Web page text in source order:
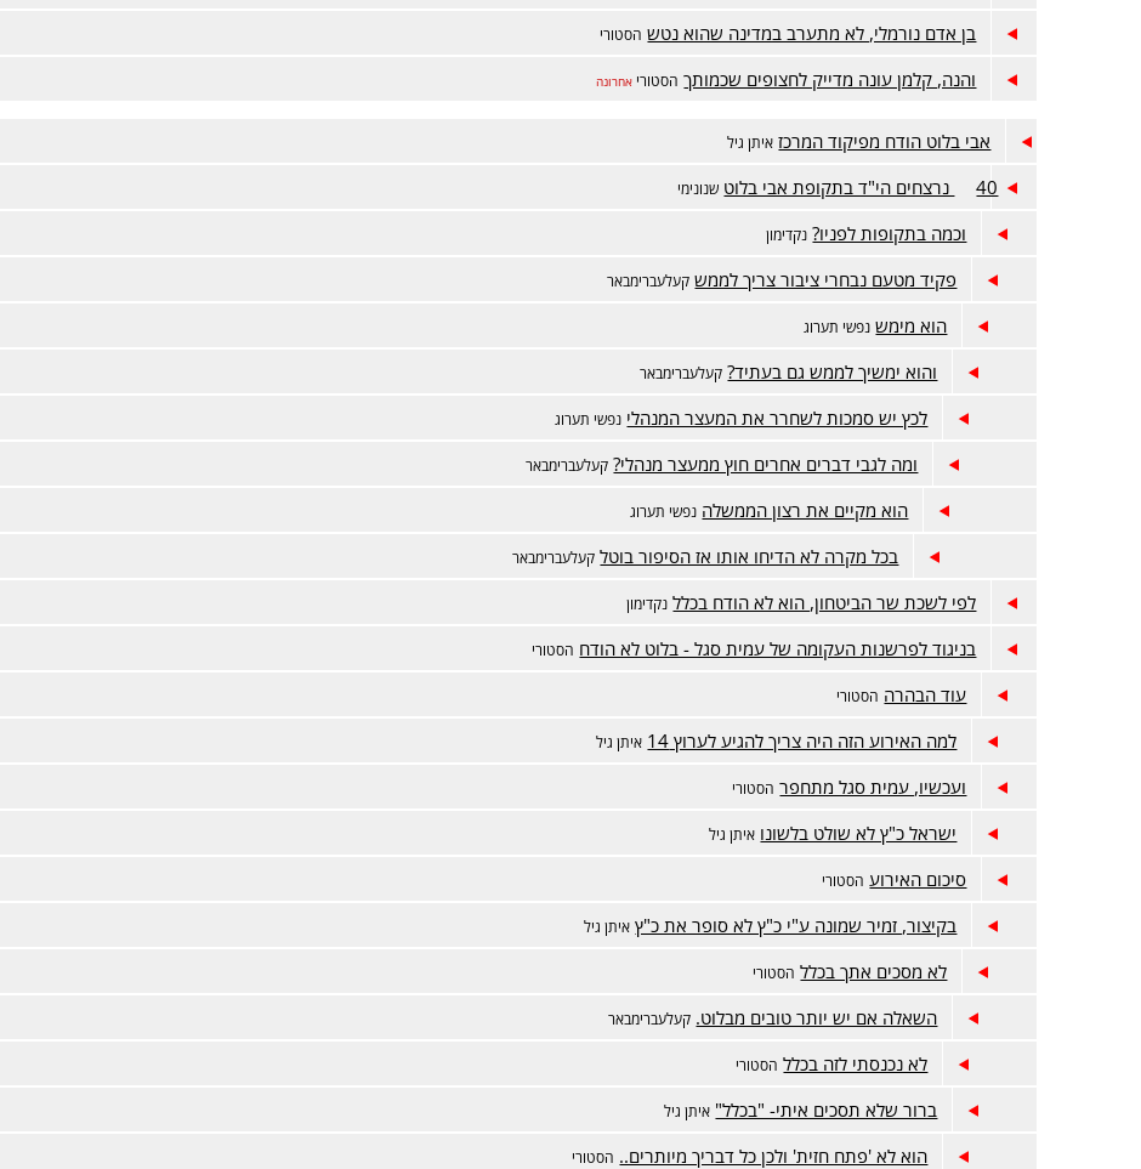
בן אדם נורמלי, לא מתערב במדינה שהוא נטש הסטורי
והנה, קלמן עונה מדייק לחצופים שכמותך הסטורי אחרונה
אבי בלוט הודח מפיקוד המרכז איתן גיל
40 נרצחים הי"ד בתקופת אבי בלוט שנונימי
וכמה בתקופות לפניו? נקדימון
פקיד מטעם נבחרי ציבור צריך לממש קעלעברימבאר
הוא מימש נפשי תערוג
והוא ימשיך לממש גם בעתיד? קעלעברימבאר
לכץ יש סמכות לשחרר את המעצר המנהלי נפשי תערוג
ומה לגבי דברים אחרים חוץ ממעצר מנהלי? קעלעברימבאר
הוא מקיים את רצון הממשלה נפשי תערוג
בכל מקרה לא הדיחו אותו אז הסיפור בוטל קעלעברימבאר
לפי לשכת שר הביטחון, הוא לא הודח בכלל נקדימון
בניגוד לפרשנות העקומה של עמית סגל - בלוט לא הודח הסטורי
עוד הבהרה הסטורי
למה האירוע הזה היה צריך להגיע לערוץ 14 איתן גיל
ועכשיו, עמית סגל מתחפר הסטורי
ישראל כ"ץ לא שולט בלשונו איתן גיל
סיכום האירוע הסטורי
בקיצור, זמיר שמונה ע"י כ"ץ לא סופר את כ"ץ איתן גיל
לא מסכים אתך בכלל הסטורי
השאלה אם יש יותר טובים מבלוט. קעלעברימבאר
לא נכנסתי לזה בכלל הסטורי
ברור שלא תסכים איתי- "בכלל" איתן גיל
הוא לא 'פתח חזית' ולכן כל דבריך מיותרים.. הסטורי